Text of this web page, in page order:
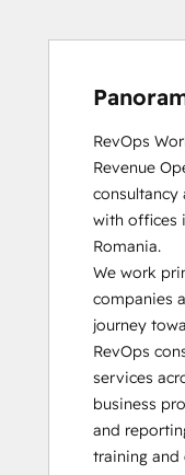
Inbound
Service
RevOps
Revenue
with offices
Romania.
We work
companies
journey
RevOps
services
business
and
training and